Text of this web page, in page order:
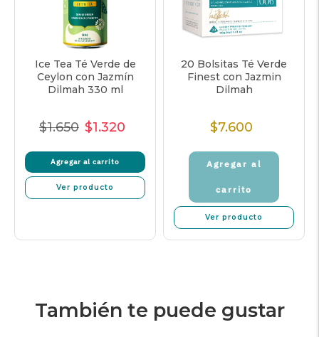
Ice Tea Té Verde de
Ceylon con Jazmín
Dilmah 330 ml
Precio
$1.650 Precio
venta
$1.320
Agregar al carrito
Ver producto
20 Bolsitas Té Verde
Finest con Jazmin
Dilmah
Precio
$7.600
Agregar al
carrito
Ver producto
También te puede gustar